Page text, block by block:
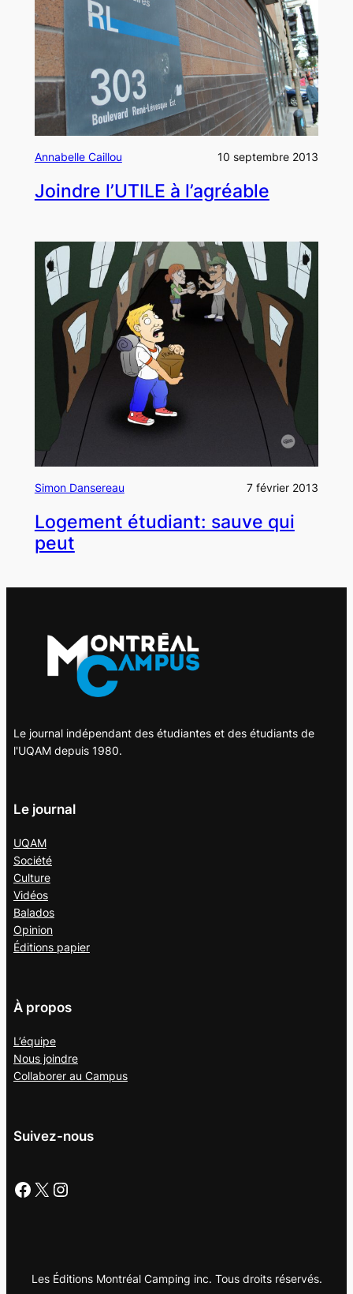
Annabelle Caillou 10 septembre 2013
Joindre l’UTILE à l’agréable
Simon Dansereau 7 février 2013
Logement étudiant: sauve qui
peut
Le journal indépendant des étudiantes et des étudiants de
l'UQAM depuis 1980.
Le journal
UQAM
Société
Culture
Vidéos
Balados
Opinion
Éditions papier
À propos
L’équipe
Nous joindre
Collaborer au Campus
Suivez-nous
Facebook X Instagram
Les Éditions Montréal Camping inc. Tous droits réservés.